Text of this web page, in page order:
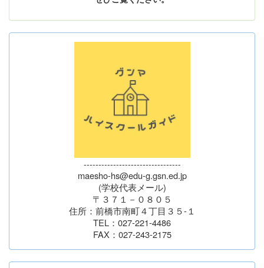
---------------------------------
maesho-hs@edu-g.gsn.ed.jp
(学校代表メール)
〒３７１－０８０５
住所：前橋市南町４丁目３５-１
TEL：027-221-4486
FAX：027-243-2175